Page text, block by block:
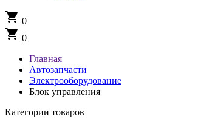
shopping_cart 0
shopping_cart 0
Главная
Автозапчасти
Электрооборудование
Блок управления
Категории товаров